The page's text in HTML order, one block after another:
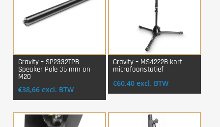
Login Voor Aankoop
Gravity – SP2332TPB
Speaker Pole 35 mm on
M20
€38,66 excl. BTW
Login Voor Aankoop
Gravity – MS4222B kort
microfoonstatief
€60,40 excl. BTW